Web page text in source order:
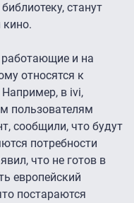
станут
работающие и на
относятся к
Например, в ivi,
пользователям
сообщили, что будут
потребности
что не готов в
европейский
постараются